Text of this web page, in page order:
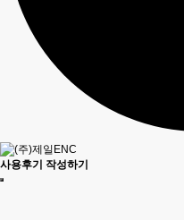
사용후기 작성하기